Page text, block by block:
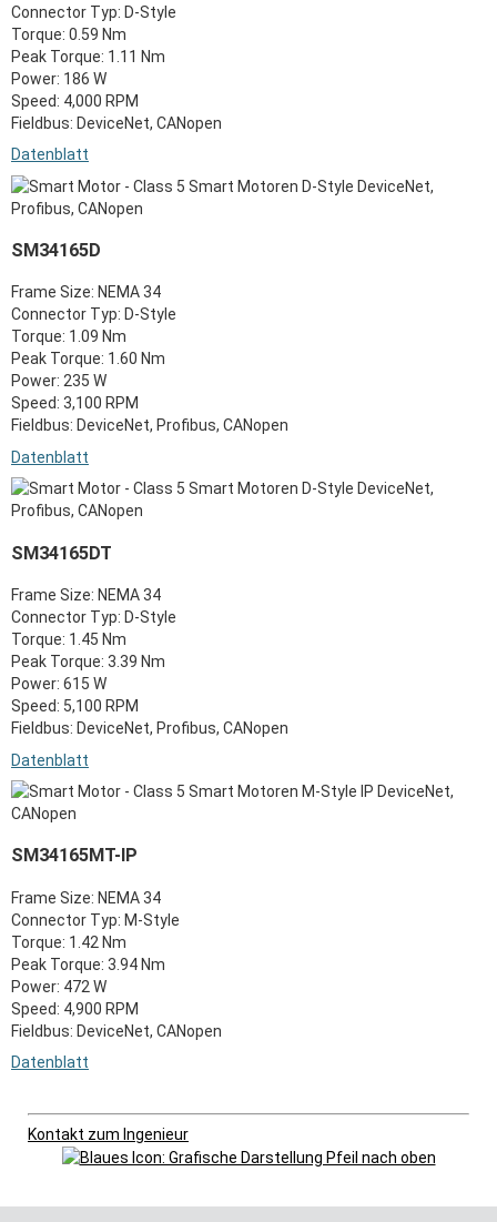
Connector Typ: D-Style
Torque: 0.59 Nm
Peak Torque: 1.11 Nm
Power: 186 W
Speed: 4,000 RPM
Fieldbus: DeviceNet, CANopen
Datenblatt
SM34165D
Frame Size: NEMA 34
Connector Typ: D-Style
Torque: 1.09 Nm
Peak Torque: 1.60 Nm
Power: 235 W
Speed: 3,100 RPM
Fieldbus: DeviceNet, Profibus, CANopen
Datenblatt
SM34165DT
Frame Size: NEMA 34
Connector Typ: D-Style
Torque: 1.45 Nm
Peak Torque: 3.39 Nm
Power: 615 W
Speed: 5,100 RPM
Fieldbus: DeviceNet, Profibus, CANopen
Datenblatt
SM34165MT-IP
Frame Size: NEMA 34
Connector Typ: M-Style
Torque: 1.42 Nm
Peak Torque: 3.94 Nm
Power: 472 W
Speed: 4,900 RPM
Fieldbus: DeviceNet, CANopen
Datenblatt
Kontakt zum Ingenieur